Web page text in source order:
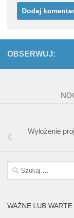
OBSERWUJ:
Wyłożenie
Szukaj:
WAŻNE LUB WARTE